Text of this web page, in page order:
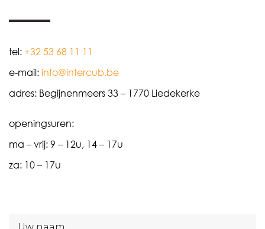
tel: +32 53 68 11 11
e-mail:info@intercub.be
adres: Begijnenmeers 33 – 1770 Liedekerke
openingsuren:
ma – vrij: 9 – 12u, 14 – 17u
za: 10 – 17u